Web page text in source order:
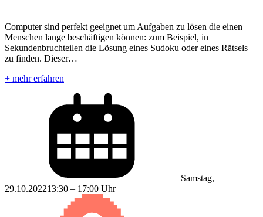
Computer sind perfekt geeignet um Aufgaben zu lösen die einen
Menschen lange beschäftigen können: zum Beispiel, in
Sekundenbruchteilen die Lösung eines Sudoku oder eines Rätsels
zu finden. Dieser…
+ mehr erfahren
Samstag,
29.10.202213:30 – 17:00 Uhr